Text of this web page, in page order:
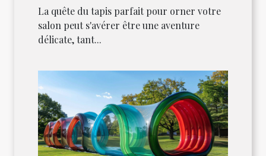
La quête du tapis parfait pour orner votre
salon peut s'avérer être une aventure
délicate, tant...